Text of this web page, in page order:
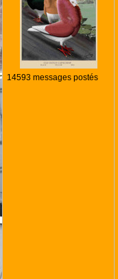
14593 messages postés